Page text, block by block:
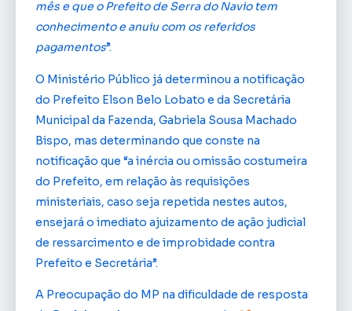
mês e que o Prefeito de Serra do Navio tem
conhecimento e anuiu com os referidos
pagamentos”.
O Ministério Público já determinou a notificação
do Prefeito Elson Belo Lobato e da Secretária
Municipal da Fazenda, Gabriela Sousa Machado
Bispo, mas determinando que conste na
notificação que “a inércia ou omissão costumeira
do Prefeito, em relação às requisições
ministeriais, caso seja repetida nestes autos,
ensejará o imediato ajuizamento de ação judicial
de ressarcimento e de improbidade contra
Prefeito e Secretária”.
A Preocupação do MP na dificuldade de resposta